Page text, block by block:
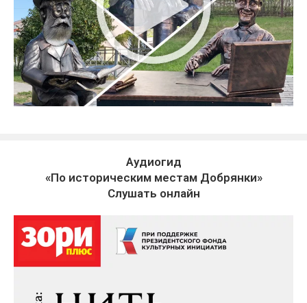
Аудиогид
«По историческим местам Добрянки»
Слушать онлайн